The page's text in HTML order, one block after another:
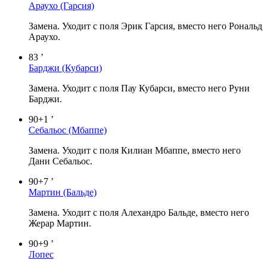
Араухо (Гарсия)
Замена. Уходит с поля Эрик Гарсия, вместо него Рональд
Араухо.
83 ’
Барджи (Кубарси)
Замена. Уходит с поля Пау Кубарси, вместо него Руни
Барджи.
90+1 ’
Себальос (Мбаппе)
Замена. Уходит с поля Килиан Мбаппе, вместо него
Дани Себальос.
90+7 ’
Мартин (Бальде)
Замена. Уходит с поля Алехандро Бальде, вместо него
Жерар Мартин.
90+9 ’
Лопес